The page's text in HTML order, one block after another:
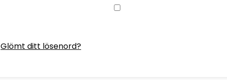
Glömt ditt lösenord?